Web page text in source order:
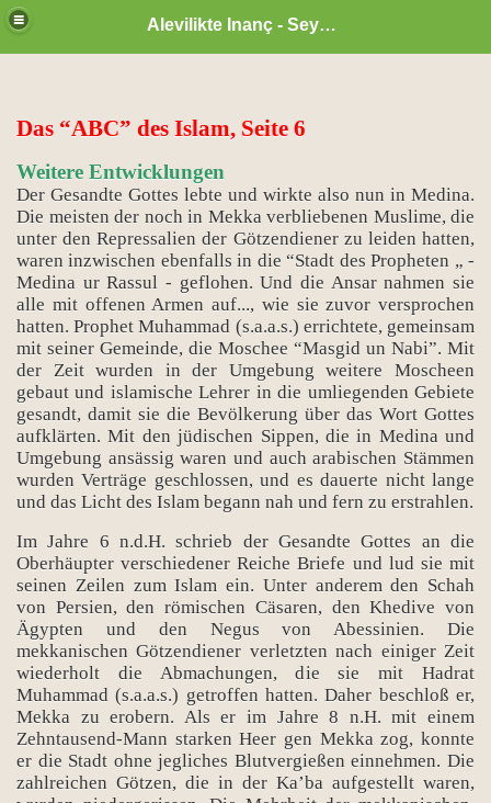
Alevilikte Inanç - Seyyid Hakkı
Das “ABC” des Islam, Seite 6
Weitere Entwicklungen
Der Gesandte Gottes lebte und wirkte also nun in Medina.
Die meisten der noch in Mekka verbliebenen Muslime, die
unter den Repressalien der Götzendiener zu leiden hatten,
waren inzwischen ebenfalls in die “Stadt des Propheten „ -
Medina ur Rassul - geflohen. Und die Ansar nahmen sie
alle mit offenen Armen auf..., wie sie zuvor versprochen
hatten. Prophet Muhammad (s.a.a.s.) errichtete, gemeinsam
mit seiner Gemeinde, die Moschee “Masgid un Nabi”. Mit
der Zeit wurden in der Umgebung weitere Moscheen
gebaut und islamische Lehrer in die umliegenden Gebiete
gesandt, damit sie die Bevölkerung über das Wort Gottes
aufklärten. Mit den jüdischen Sippen, die in Medina und
Umgebung ansässig waren und auch arabischen Stämmen
wurden Verträge geschlossen, und es dauerte nicht lange
und das Licht des Islam begann nah und fern zu erstrahlen.
Im Jahre 6 n.d.H. schrieb der Gesandte Gottes an die
Oberhäupter verschiedener Reiche Briefe und lud sie mit
seinen Zeilen zum Islam ein. Unter anderem den Schah
von Persien, den römischen Cäsaren, den Khedive von
Ägypten und den Negus von Abessinien. Die
mekkanischen Götzendiener verletzten nach einiger Zeit
wiederholt die Abmachungen, die sie mit Hadrat
Muhammad (s.a.a.s.) getroffen hatten. Daher beschloß er,
Mekka zu erobern. Als er im Jahre 8 n.H. mit einem
Zehntausend-Mann starken Heer gen Mekka zog, konnte
er die Stadt ohne jegliches Blutvergießen einnehmen. Die
zahlreichen Götzen, die in der Ka’ba aufgestellt waren,
ayı